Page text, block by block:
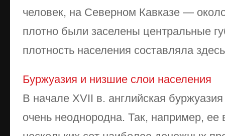
человек, на Северном Кавказе —
плотно были заселены центральные
плотность населения составляла
Буржуазия и низшие слои населения
В начале XVII в. английская
очень неоднородна. Так, например, ее